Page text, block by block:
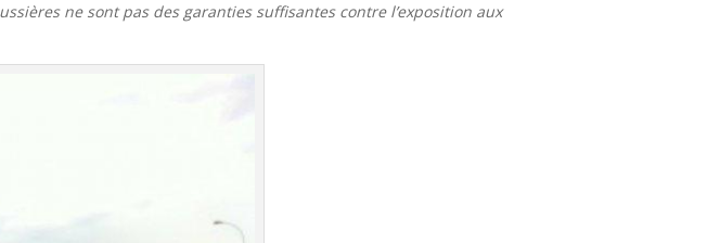
ne sont pas des garanties suffisantes contre l’exposition aux